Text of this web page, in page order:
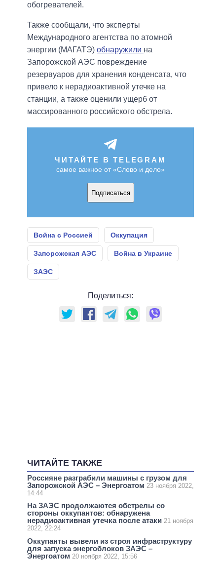
обогревателей.
Также сообщали, что эксперты
Международного агентства по атомной
энергии (МАГАТЭ) обнаружили на
Запорожской АЭС повреждение
резервуаров для хранения конденсата, что
привело к нерадиоактивной утечке на
станции, а также оценили ущерб от
массированного российского обстрела.
ЧИТАЙТЕ В TELEGRAM
самое важное от «Слово и дело»
Подписаться
Война с Россией Оккупация
Запорожская АЭС Война в Украине
ЗАЭС
Поделиться:
ЧИТАЙТЕ ТАКЖЕ
Россияне разграбили машины с грузом для
Запорожской АЭС – Энергоатом 23 ноября 2022,
14:44
На ЗАЭС продолжаются обстрелы со
стороны оккупантов: обнаружена
нерадиоактивная утечка после атаки 21 ноября
2022, 22:24
Оккупанты вывели из строя инфраструктуру
для запуска энергоблоков ЗАЭС –
Энергоатом 20 ноября 2022, 15:56